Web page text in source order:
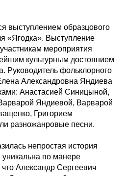
выступлением образцового
«Ягодка». Выступление
мероприятия
культурным достоянием
Руководитель фольклорного
Александровна Яндиева
Анастасией Синицыной,
Яндиевой, Варварой
Григорием
разножанровые песни.
непростая история
уникальна по манере
Александр Сергеевич